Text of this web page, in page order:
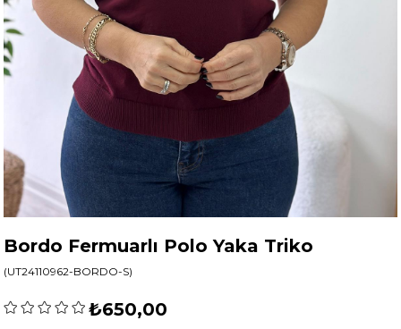
Bordo Fermuarlı Polo Yaka Triko
(UT24110962-BORDO-S)
₺650,00